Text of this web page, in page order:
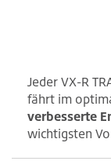
Jeder VX-R
fährt im
verbesserte
wichtigsten